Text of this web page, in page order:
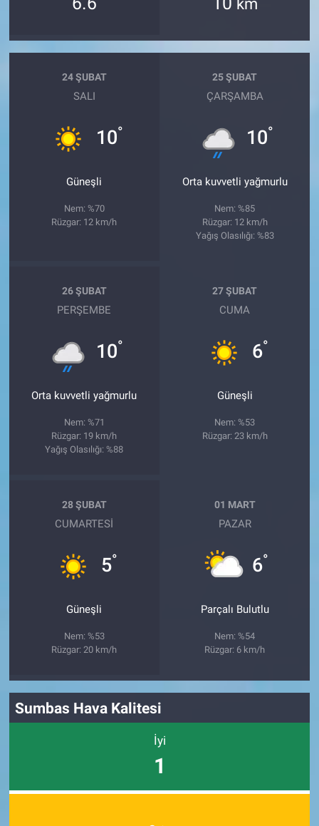
km
24 ŞUBAT
SALI
10°
Güneşli
Nem: %70
Rüzgar: 12 km/h
25 ŞUBAT
ÇARŞAMBA
10°
Orta kuvvetli yağmurlu
Nem: %85
Rüzgar: 12 km/h
Yağış Olasılığı: %83
26 ŞUBAT
PERŞEMBE
10°
Orta kuvvetli yağmurlu
Nem: %71
Rüzgar: 19 km/h
Yağış Olasılığı: %88
27 ŞUBAT
CUMA
6°
Güneşli
Nem: %53
Rüzgar: 23 km/h
28 ŞUBAT
CUMARTESI
5°
Güneşli
Nem: %53
Rüzgar: 20 km/h
01 MART
PAZAR
6°
Parçalı Bulutlu
Nem: %54
Rüzgar: 6 km/h
Sumbas Hava Kalitesi
İyi
1